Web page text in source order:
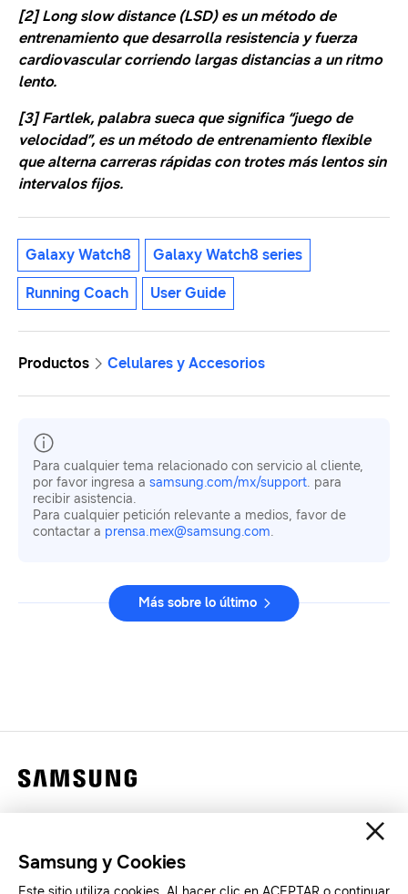
[2]Long slow distance(LSD) es un método de
entrenamiento que desarrolla resistencia y fuerza
cardiovascular corriendo largas distancias a un ritmo
lento.
[3] Fartlek, palabra sueca que significa “juego de
velocidad”, es un método de entrenamiento flexible
que alterna carreras rápidas con trotes más lentos sin
intervalos fijos.
Galaxy Watch8 Galaxy Watch8 series
Running Coach User Guide
Productos Celulares y Accesorios
Para cualquier tema relacionado con servicio al cliente,
por favor ingresa a samsung.com/mx/support. para
recibir asistencia.
Para cualquier petición relevante a medios, favor de
contactar a prensa.mex@samsung.com.
Más sobre lo último
Legales
Samsung y Cookies